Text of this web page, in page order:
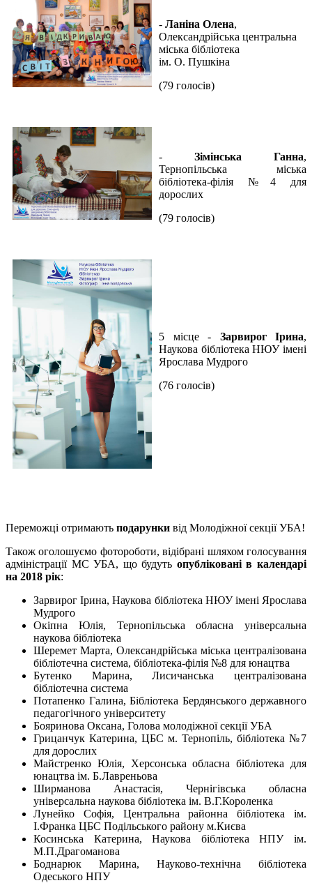
- Ланіна Олена,
Олександрійська центральна
міська бібліотека
ім. О. Пушкіна
(79 голосів)
- Зімінська Ганна,
Тернопільська міська
бібліотека-філія №4 для
дорослих
(79 голосів)
5 місце - Зарвирог Ірина,
Наукова бібліотека НЮУ імені
Ярослава Мудрого
(76 голосів)
Переможці отримають подарунки від Молодіжної секції УБА!
Також оголошуємо фотороботи, відібрані шляхом голосування
адміністрації МС УБА, що будуть опубліковані в календарі
на 2018 рік:
Зарвирог Ірина, Наукова бібліотека НЮУ імені Ярослава
Мудрого
Окіпна Юлія, Тернопільська обласна універсальна
наукова бібліотека
Шеремет Марта, Олександрійська міська централізована
бібліотечна система, бібліотека-філія №8 для юнацтва
Бутенко Марина, Лисичанська централізована
бібліотечна система
Потапенко Галина, Бібліотека Бердянського державного
педагогічного університету
Бояринова Оксана, Голова молодіжної секції УБА
Грицанчук Катерина, ЦБС м. Тернопіль, бібліотека №7
для дорослих
Майстренко Юлія, Херсонська обласна бібліотека для
юнацтва ім. Б.Лавреньова
Ширманова Анастасія, Чернігівська обласна
універсальна наукова бібліотека ім. В.Г.Короленка
Лунейко Софія, Центральна районна бібліотека ім.
І.Франка ЦБС Подільського району м.Києва
Косинська Катерина, Наукова бібліотека НПУ ім.
М.П.Драгоманова
Боднарюк Марина, Науково-технічна бібліотека
Одеського НПУ